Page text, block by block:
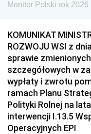
Monitor Polski rok 2026
KOMUNIKAT
ROZWOJU WSI z
sprawie
szczegółowych w
wypłaty i zwrotu
ramach Planu
Polityki Rolnej na
interwencji I.13.5
Operacyjnych EPI